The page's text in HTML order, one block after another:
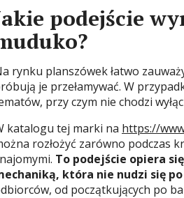
podejście
rynku planszówek łatwo
je przełamywać. W
przy czym nie chodzi
katalogu tej marki na https://
rozłożyć zarówno podczas
To podejście opiera
która nie nudzi się
od początkujących po